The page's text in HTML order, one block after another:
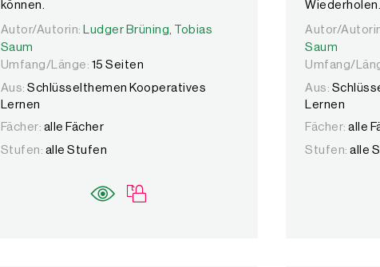
können.
Autor/Autorin: Ludger Brüning, Tobias Saum
Autor/Autorin: Ludger Brüning,
Tobias
Saum
Umfang/Länge: 15 Seiten
Aus: Schlüsselthemen Kooperatives
Lernen
Fächer: alle Fächer
Stufen: alle Stufen
Wiederholen.
Autor/
Autor/
Saum
Umfang/
Aus:
Lernen
Fächer: alle
Stufen: alle